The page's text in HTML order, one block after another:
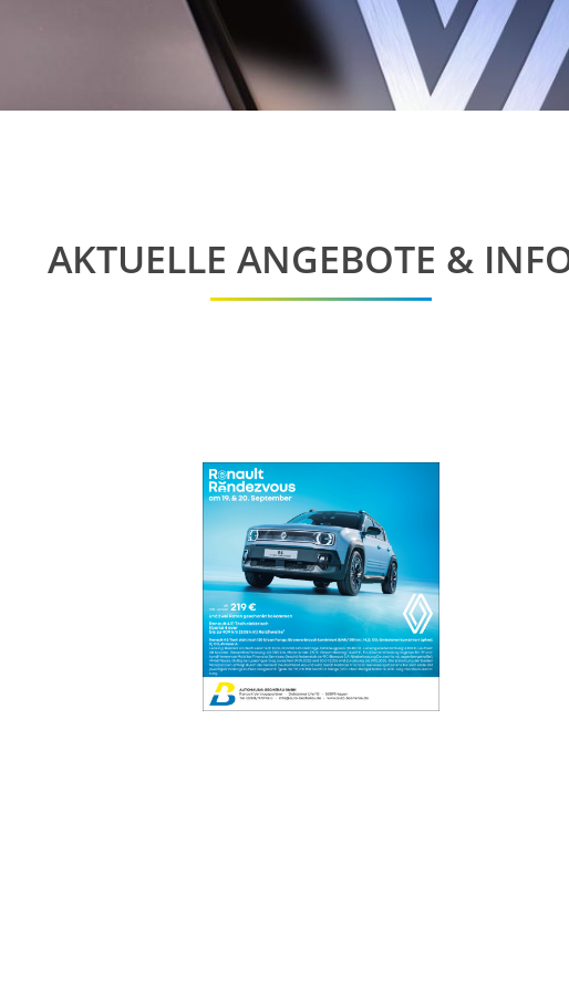
SYMBIOZ
TRAFIC COMBI
NUTZFAHRZEUGE
TRAFIC
AKTUELLE ANGEBOTE &